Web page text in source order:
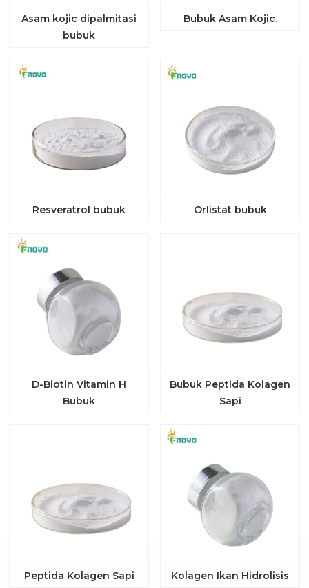
Asam kojic dipalmitasi
bubuk
Bubuk Asam Kojic.
Resveratrol bubuk Orlistat bubuk
D-Biotin Vitamin H
Bubuk
Bubuk Peptida Kolagen
Sapi
Peptida Kolagen Sapi Kolagen Ikan Hidrolisis